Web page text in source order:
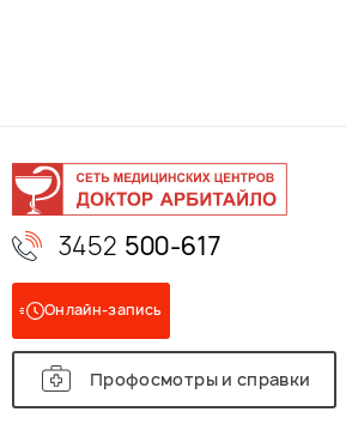
3452 500-617
Онлайн-запись
Профосмотры и справки